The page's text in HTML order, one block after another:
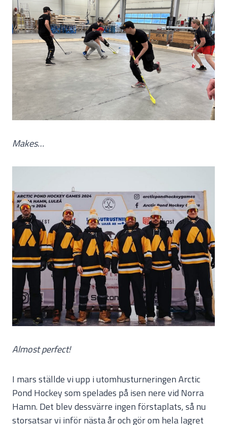
Makes…
Almost perfect!
I mars ställde vi upp i utomhusturneringen Arctic
Pond Hockey som spelades på isen nere vid Norra
Hamn. Det blev dessvärre ingen förstaplats, så nu
storsatsar vi inför nästa år och gör om hela lagret